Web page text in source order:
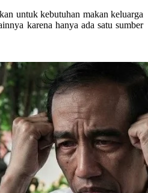
untuk kebutuhan makan keluarga
karena hanya ada satu sumber